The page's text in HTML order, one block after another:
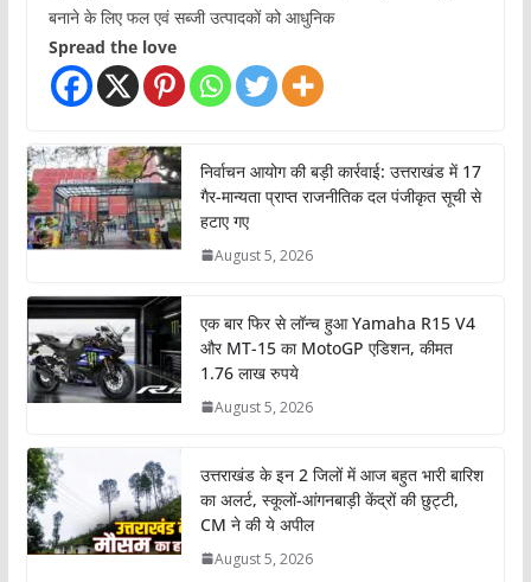
बनाने के लिए फल एवं सब्जी उत्पादकों को आधुनिक
Spread the love
निर्वाचन आयोग की बड़ी कार्रवाई: उत्तराखंड में 17
गैर-मान्यता प्राप्त राजनीतिक दल पंजीकृत सूची से
हटाए गए
August 5, 2026
एक बार फिर से लॉन्च हुआ Yamaha R15 V4
और MT-15 का MotoGP एडिशन, कीमत
1.76 लाख रुपये
August 5, 2026
उत्तराखंड के इन 2 जिलों में आज बहुत भारी बारिश
का अलर्ट, स्कूलों-आंगनबाड़ी केंद्रों की छुट्टी,
CM ने की ये अपील
August 5, 2026